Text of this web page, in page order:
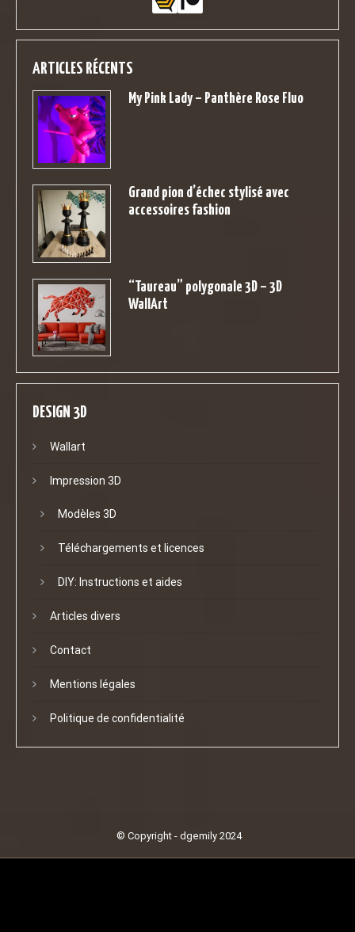
ARTICLES RÉCENTS
My Pink Lady – Panthère Rose Fluo
Grand pion d’échec stylisé avec
accessoires fashion
“Taureau” polygonale 3D – 3D
WallArt
DESIGN 3D
Wallart
Impression 3D
Modèles 3D
Téléchargements et licences
DIY: Instructions et aides
Articles divers
Contact
Mentions légales
Politique de confidentialité
© Copyright - dgemily 2024